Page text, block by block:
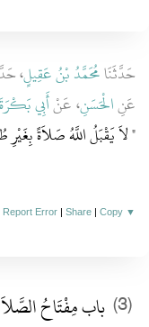
حَدَّثَنَامُحَمَّدُ بْنُ عَقِيلٍ،
عَنِالْحَسَنِ، عَنْأَبِي
"‏ لاَ يَقْبَلُ اللَّهُ صَلاَةً
Report Error |Share |Copy ▼
(3) باب مِفْتَاحُ